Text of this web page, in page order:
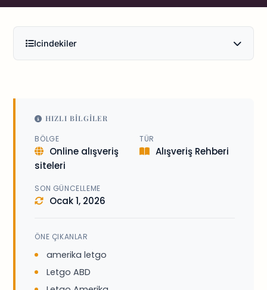
Icindekiler
HIZLI BILGILER
BÖLGE
Online alışveriş
siteleri
TÜR
Alışveriş Rehberi
SON GÜNCELLEME
Ocak 1, 2026
ÖNE ÇIKANLAR
amerika letgo
Letgo ABD